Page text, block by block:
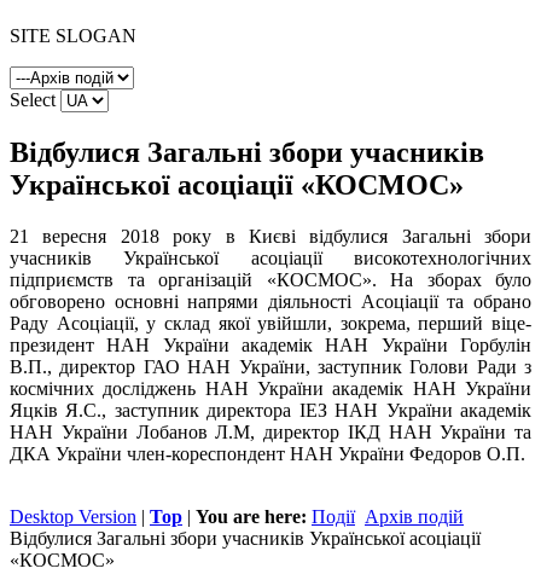
SITE SLOGAN
Select
Відбулися Загальні збори учасників
Української асоціації «КОСМОС»
21 вересня 2018 року в Києві відбулися Загальні збори
учасників Української асоціації високотехнологічних
підприємств та організацій «КОСМОС». На зборах було
обговорено основні напрями діяльності Асоціації та обрано
Раду Acoцiaцiї, у склад якої увійшли, зокрема, перший віце-
президент НАН України академік НАН України Горбулін
В.П., директор ГАО НАН України, заступник Голови Ради з
космічних досліджень НАН України академік НАН України
Яцків Я.С., заступник директора ІЕЗ НАН України академік
НАН України Лобанов Л.М, директор ІКД НАН України та
ДКА України член-кореспондент НАН України Федоров О.П.
Desktop Version | Top | You are here: Події Архів подій
Відбулися Загальні збори учасників Української асоціації
«КОСМОС»